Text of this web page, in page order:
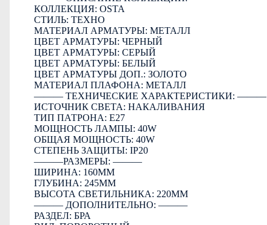
КОЛЛЕКЦИЯ: OSTA
СТИЛЬ: ТЕХНО
МАТЕРИАЛ АРМАТУРЫ: МЕТАЛЛ
ЦВЕТ АРМАТУРЫ: ЧЕРНЫЙ
ЦВЕТ АРМАТУРЫ: СЕРЫЙ
ЦВЕТ АРМАТУРЫ: БЕЛЫЙ
ЦВЕТ АРМАТУРЫ ДОП.: ЗОЛОТО
МАТЕРИАЛ ПЛАФОНА: МЕТАЛЛ
――― ТЕХНИЧЕСКИЕ ХАРАКТЕРИСТИКИ: ―――
ИСТОЧНИК СВЕТА: НАКАЛИВАНИЯ
ТИП ПАТРОНА: E27
МОЩНОСТЬ ЛАМПЫ: 40W
ОБЩАЯ МОЩНОСТЬ: 40W
СТЕПЕНЬ ЗАЩИТЫ: IP20
―――РАЗМЕРЫ: ―――
ШИРИНА: 160ММ
ГЛУБИНА: 245ММ
ВЫСОТА СВЕТИЛЬНИКА: 220ММ
――― ДОПОЛНИТЕЛЬНО: ―――
РАЗДЕЛ: БРА